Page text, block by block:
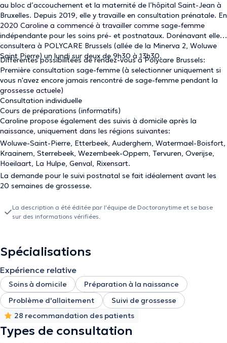
au bloc d’accouchement et la maternité de l’hôpital Saint-Jean à
Bruxelles. Depuis 2019, elle y travaille en consultation prénatale. En
2020 Caroline a commencé à travailler comme sage-femme
indépendante pour les soins pré- et postnataux. Dorénavant elle
consultera à POLYCARE Brussels (allée de la Minerva 2, Woluwe
Saint Pierre) un lundi sur deux de 9h30 à 13h30.
Différentes possibilitées de rendez-vous à Polycare Brussels:
Première consultation sage-femme (à selectionner uniquement si
vous n'avez encore jamais rencontré de sage-femme pendant la
grossesse actuele)
Consultation individuelle
Cours de préparations (informatifs)
Caroline propose également des suivis à domicile après la
naissance, uniquement dans les régions suivantes:
Woluwe-Saint-Pierre, Etterbeek, Auderghem, Watermael-Boisfort,
Kraainem, Sterrebeek, Wezembeek-Oppem, Tervuren, Overijse,
Hoeilaart, La Hulpe, Genval, Rixensart.
La demande pour le suivi postnatal se fait idéalement avant les
20 semaines de grossesse.
La description a été éditée par l'équipe de Doctoranytime et se base
sur des informations vérifiées.
Spécialisations
Expérience relative
Soins à domicile
Préparation à la naissance
Problème d'allaitement
Suivi de grossesse
28 recommandation des patients
Types de consultation